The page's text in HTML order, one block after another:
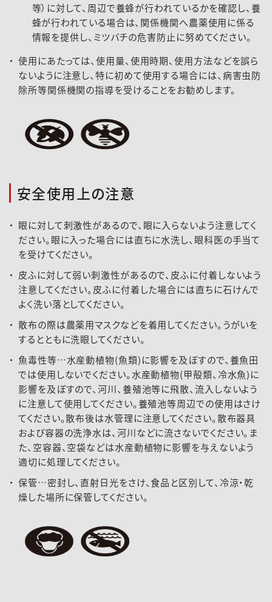
等）に対して、周辺で養蜂が行われているかを確認し、養
蜂が行われている場合は、関係機関へ農薬使用に係る
情報を提供し、ミツバチの危害防止に努めてください。
使用にあたっては、使用量、使用時期、使用方法などを誤ら
ないように注意し、特に初めて使用する場合には、病害虫防
除所等関係機関の指導を受けることをお勧めします。
安全使用上の注意
眼に対して刺激性があるので、眼に入らないよう注意してく
ださい。眼に入った場合には直ちに水洗し、眼科医の手当て
を受けてください。
皮ふに対して弱い刺激性があるので、皮ふに付着しないよう
注意してください。皮ふに付着した場合には直ちに石けんで
よく洗い落としてください。
散布の際は農薬用マスクなどを着用してください。うがいを
するとともに洗眼してください。
魚毒性等…水産動植物(魚類)に影響を及ぼすので、養魚田
では使用しないでください。水産動植物(甲殻類、冷水魚)に
影響を及ぼすので、河川、養殖池等に飛散、流入しないよう
に注意して使用してください。養殖池等周辺での使用はさけ
てください。散布後は水管理に注意してください。散布器具
および容器の洗浄水は、河川などに流さないでください。ま
た、空容器、空袋などは水産動植物に影響を与えないよう
適切に処理してください。
保管…密封し、直射日光をさけ、食品と区別して、冷涼・乾
燥した場所に保管してください。